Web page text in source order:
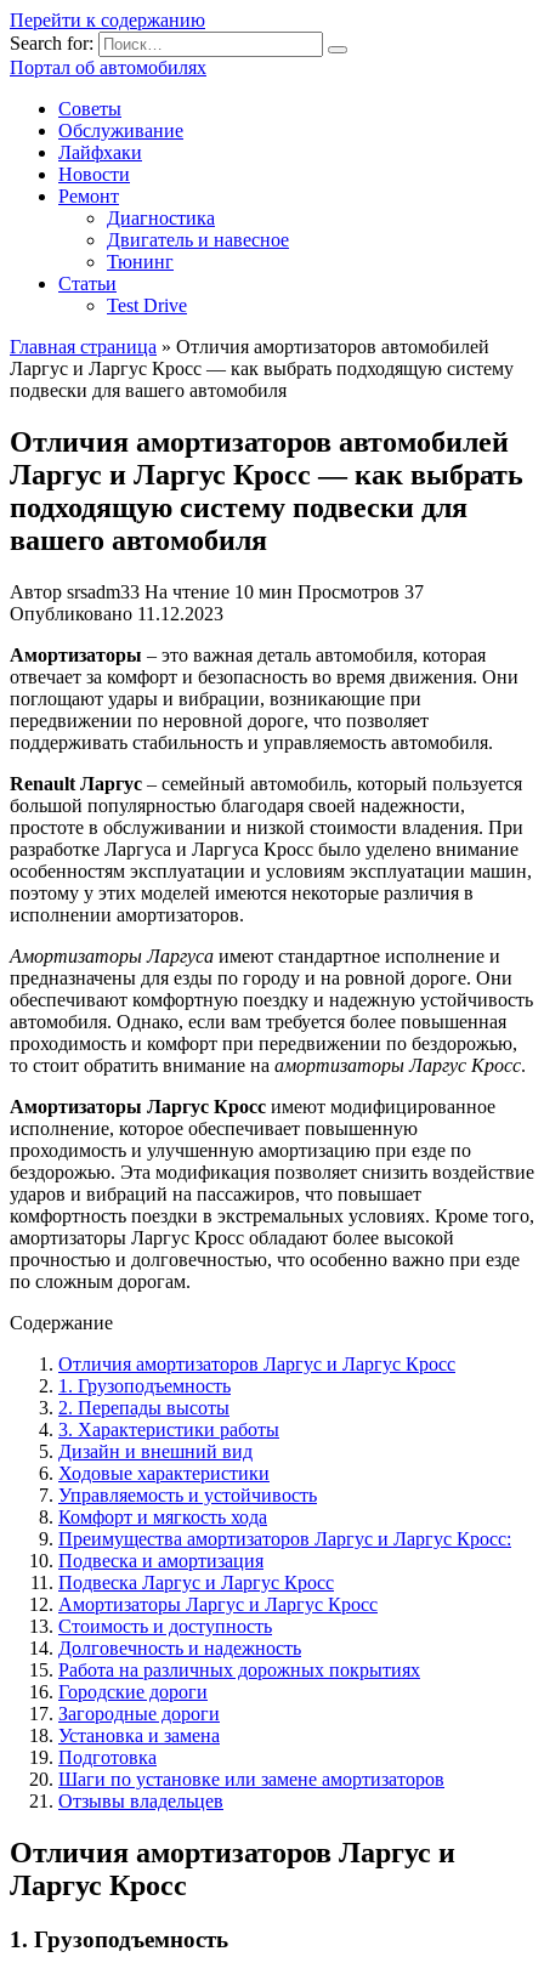
Перейти к содержанию
Search for:
Портал об автомобилях
Советы
Обслуживание
Лайфхаки
Новости
Ремонт
Диагностика
Двигатель и навесное
Тюнинг
Статьи
Test Drive
Главная страница » Отличия амортизаторов автомобилей
Ларгус и Ларгус Кросс — как выбрать подходящую систему
подвески для вашего автомобиля
Отличия амортизаторов автомобилей
Ларгус и Ларгус Кросс — как выбрать
подходящую систему подвески для
вашего автомобиля
Автор srsadm33 На чтение 10 мин Просмотров 37
Опубликовано 11.12.2023
Амортизаторы – это важная деталь автомобиля, которая
отвечает за комфорт и безопасность во время движения. Они
поглощают удары и вибрации, возникающие при
передвижении по неровной дороге, что позволяет
поддерживать стабильность и управляемость автомобиля.
Renault Ларгус – семейный автомобиль, который пользуется
большой популярностью благодаря своей надежности,
простоте в обслуживании и низкой стоимости владения. При
разработке Ларгуса и Ларгуса Кросс было уделено внимание
особенностям эксплуатации и условиям эксплуатации машин,
поэтому у этих моделей имеются некоторые различия в
исполнении амортизаторов.
Амортизаторы Ларгуса имеют стандартное исполнение и
предназначены для езды по городу и на ровной дороге. Они
обеспечивают комфортную поездку и надежную устойчивость
автомобиля. Однако, если вам требуется более повышенная
проходимость и комфорт при передвижении по бездорожью,
то стоит обратить внимание на амортизаторы Ларгус Кросс.
Амортизаторы Ларгус Кросс имеют модифицированное
исполнение, которое обеспечивает повышенную
проходимость и улучшенную амортизацию при езде по
бездорожью. Эта модификация позволяет снизить воздействие
ударов и вибраций на пассажиров, что повышает
комфортность поездки в экстремальных условиях. Кроме того,
амортизаторы Ларгус Кросс обладают более высокой
прочностью и долговечностью, что особенно важно при езде
по сложным дорогам.
Содержание
Отличия амортизаторов Ларгус и Ларгус Кросс
1. Грузоподъемность
2. Перепады высоты
3. Характеристики работы
Дизайн и внешний вид
Ходовые характеристики
Управляемость и устойчивость
Комфорт и мягкость хода
Преимущества амортизаторов Ларгус и Ларгус Кросс:
Подвеска и амортизация
Подвеска Ларгус и Ларгус Кросс
Амортизаторы Ларгус и Ларгус Кросс
Стоимость и доступность
Долговечность и надежность
Работа на различных дорожных покрытиях
Городские дороги
Загородные дороги
Установка и замена
Подготовка
Шаги по установке или замене амортизаторов
Отзывы владельцев
Отличия амортизаторов Ларгус и
Ларгус Кросс
1. Грузоподъемность